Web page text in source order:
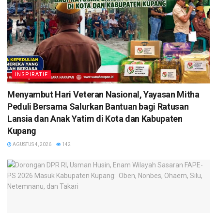
INSPIRATIF
​Menyambut Hari Veteran Nasional, Yayasan Mitha
Peduli Bersama Salurkan Bantuan bagi Ratusan
Lansia dan Anak Yatim di Kota dan Kabupaten
Kupang
AGUSTUS 4, 2026 142